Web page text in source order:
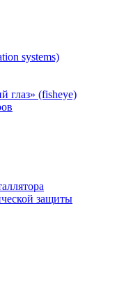
systems)
глаз» (fisheye)
защиты